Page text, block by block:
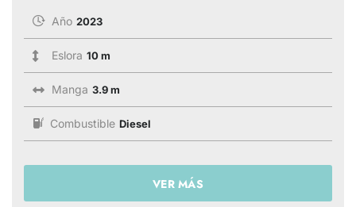
Año 2023
Eslora 10 m
Manga 3.9 m
Combustible Diesel
VER MÁS